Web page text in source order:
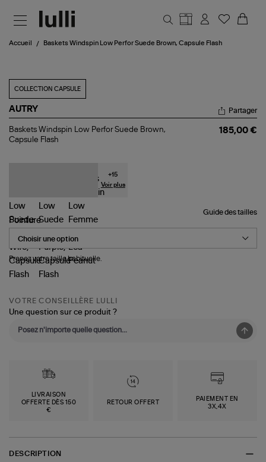
Accueil Baskets Windspin Low Perfor Suede Brown, Capsule Flash
COLLECTION CAPSULE
AUTRY
Baskets
Windspin
Low
Partager
Baskets Windspin Low Perfor Suede Brown,
Capsule Flash
185,00 €
+15
Voir plus
Guide des tailles
Pointure
Prenez votre taille habituelle.
VOTRE CONSEILLÈRE LULLI
Une question sur ce produit ?
LIVRAISON
OFFERTE DÈS 150
€
RETOUR OFFERT
PAIEMENT EN
3X,4X
DESCRIPTION